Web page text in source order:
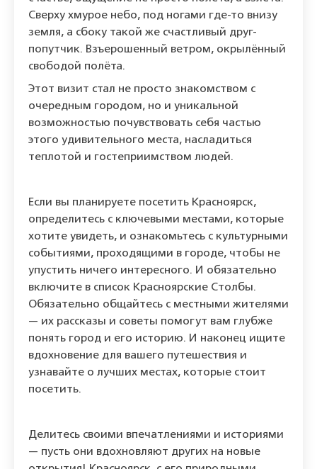
Сверху хмурое небо, под ногами где-то внизу
земля, а сбоку такой же счастливый друг-
попутчик. Взъерошенный ветром, окрылённый
свободой полёта.
Этот визит стал не просто знакомством с
очередным городом, но и уникальной
возможностью почувствовать себя частью
этого удивительного места, насладиться
теплотой и гостеприимством людей.
Если вы планируете посетить Красноярск,
определитесь с ключевыми местами, которые
хотите увидеть, и ознакомьтесь с культурными
событиями, проходящими в городе, чтобы не
упустить ничего интересного. И обязательно
включите в список Красноярские Столбы.
Обязательно общайтесь с местными жителями
— их рассказы и советы помогут вам глубже
понять город и его историю. И наконец ищите
вдохновение для вашего путешествия и
узнавайте о лучших местах, которые стоит
посетить.
Делитесь своими впечатлениями и историями
— пусть они вдохновляют других на новые